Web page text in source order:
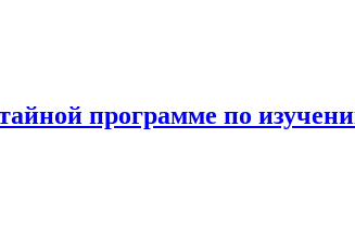
программе по